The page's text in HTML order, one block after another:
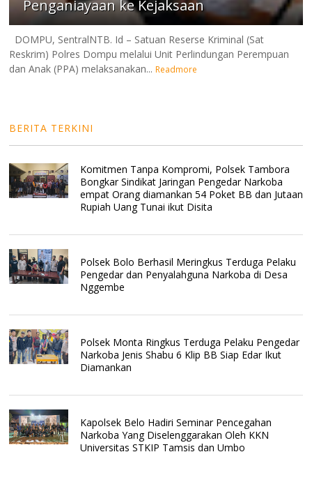
Penganiayaan ke Kejaksaan
DOMPU, SentralNTB. Id – Satuan Reserse Kriminal (Sat
Reskrim) Polres Dompu melalui Unit Perlindungan Perempuan
dan Anak (PPA) melaksanakan... Readmore
BERITA TERKINI
Komitmen Tanpa Kompromi, Polsek Tambora
Bongkar Sindikat Jaringan Pengedar Narkoba
empat Orang diamankan 54 Poket BB dan Jutaan
Rupiah Uang Tunai ikut Disita
Polsek Bolo Berhasil Meringkus Terduga Pelaku
Pengedar dan Penyalahguna Narkoba di Desa
Nggembe
Polsek Monta Ringkus Terduga Pelaku Pengedar
Narkoba Jenis Shabu 6 Klip BB Siap Edar Ikut
Diamankan
Kapolsek Belo Hadiri Seminar Pencegahan
Narkoba Yang Diselenggarakan Oleh KKN
Universitas STKIP Tamsis dan Umbo